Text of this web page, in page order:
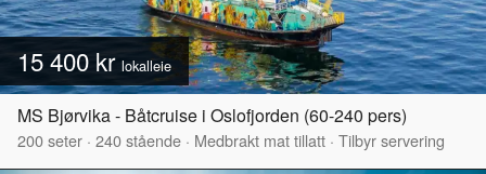
15 400 krlokalleie
MS Bjørvika - Båtcruise i Oslofjorden (60-240 pers)
200seter · 240stående · Medbrakt mat tillatt · Tilbyr servering